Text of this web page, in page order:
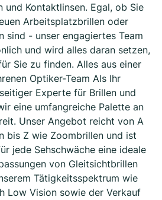
und Kontaktlinsen. Egal, ob Sie
Arbeitsplatzbrillen oder
sind - unser engagiertes Team
und wird alles daran setzen,
Sie zu finden. Alles aus einer
Optiker-Team Als Ihr
Experte für Brillen und
eine umfangreiche Palette an
Unser Angebot reicht von A
bis Z wie Zoombrillen und ist
jede Sehschwäche eine ideale
von Gleitsichtbrillen
Tätigkeitsspektrum wie
Low Vision sowie der Verkauf